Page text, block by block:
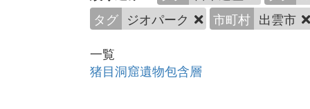
タグ ジオパーク 市町村 出雲市
一覧
猪目洞窟遺物包含層